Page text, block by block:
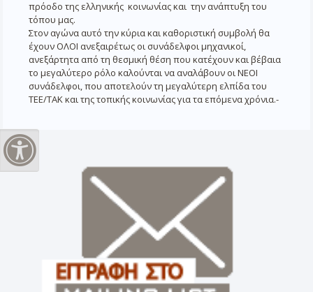
Εναλλαγή Υψηλής Αντίθεσης
πρόοδο της ελληνικής κοινωνίας και την ανάπτυξη του
τόπου μας.
Στον αγώνα αυτό την κύρια και καθοριστική συμβολή θα
έχουν ΟΛΟΙ ανεξαιρέτως οι συνάδελφοι μηχανικοί,
ανεξάρτητα από τη θεσμική θέση που κατέχουν και βέβαια
το μεγαλύτερο ρόλο καλούνται να αναλάβουν οι ΝΕΟΙ
συνάδελφοι, που αποτελούν τη μεγαλύτερη ελπίδα του
ΤΕΕ/ΤΑΚ και της τοπικής κοινωνίας για τα επόμενα χρόνια.-